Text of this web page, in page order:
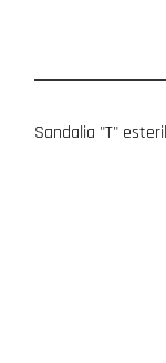
Sandalia "T"